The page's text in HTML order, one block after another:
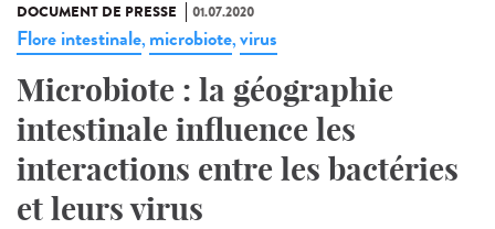
DOCUMENT DE PRESSE 01.07.2020
Flore intestinale, microbiote,virus
Microbiote : la géographie
intestinale influence les
interactions entre les bactéries
et leurs virus